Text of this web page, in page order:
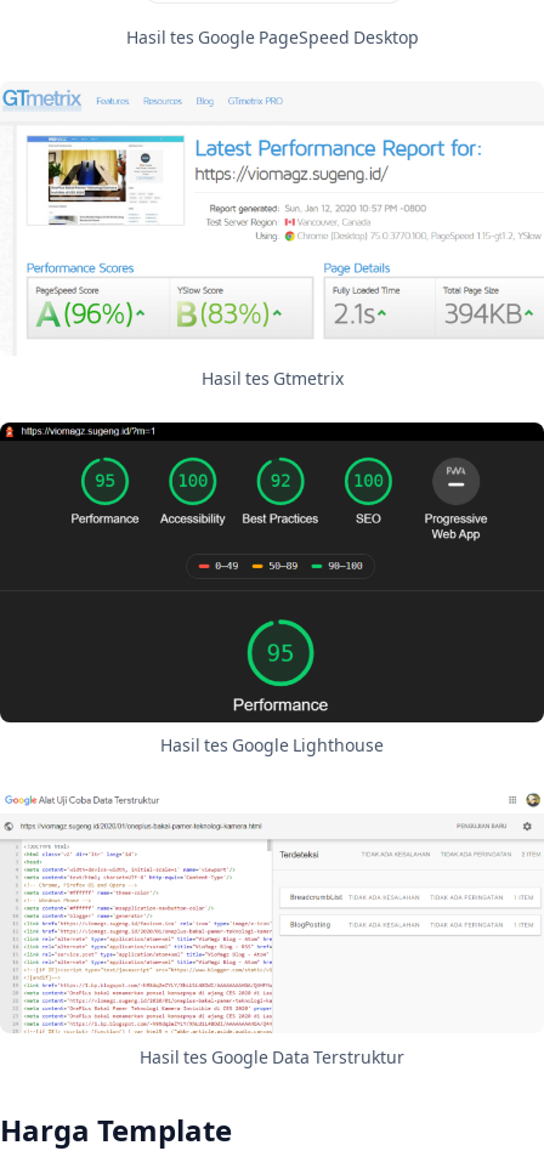
Hasil tes Google PageSpeed Desktop
Hasil tes Gtmetrix
Hasil tes Google Lighthouse
Hasil tes Google Data Terstruktur
Harga Template